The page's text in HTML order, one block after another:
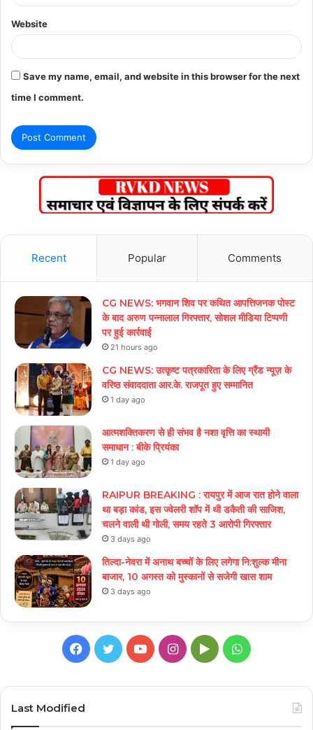
Website
Save my name, email, and website in this browser for the next
time I comment.
Recent Popular Comments
CG NEWS: भगवान शिव पर कथित आपत्तिजनक पोस्ट
के बाद अरुण पन्नालाल गिरफ्तार, सोशल मीडिया टिप्पणी
पर हुई कार्रवाई
21 hours ago
CG NEWS: उत्कृष्ट पत्रकारिता के लिए ग्रैंड न्यूज़ के
वरिष्ठ संवाददाता आर.के. राजपूत हुए सम्मानित
1 day ago
आत्मशक्तिकरण से ही संभव है नशा वृत्ति का स्थायी
समाधान : बीके प्रियंका
1 day ago
RAIPUR BREAKING : रायपुर में आज रात होने वाला
था बड़ा कांड, इस ज्वेलरी शॉप में थी डकैती की साजिश,
चलने वाली थी गोली, समय रहते 3 आरोपी गिरफ्तार
3 days ago
तिल्दा-नेवरा में अनाथ बच्चों के लिए लगेगा नि:शुल्क मीना
बाजार, 10 अगस्त को मुस्कानों से सजेगी खास शाम
3 days ago
Facebook
TwitterYouTubeInstagram
GoogleWhatsApp
Last Modified